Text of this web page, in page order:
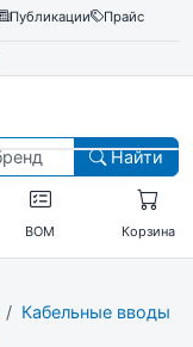
Публикации
Прайс
Найти
BOM Корзина
Кабельные вводы